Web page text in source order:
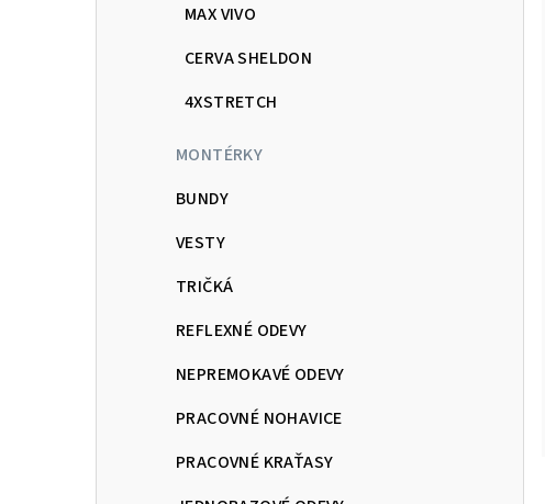
MAX VIVO
CERVA SHELDON
4XSTRETCH
MONTÉRKY
BUNDY
VESTY
TRIČKÁ
REFLEXNÉ ODEVY
NEPREMOKAVÉ ODEVY
PRACOVNÉ NOHAVICE
PRACOVNÉ KRAŤASY